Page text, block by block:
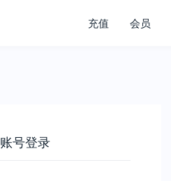
充值 会员
账号登录